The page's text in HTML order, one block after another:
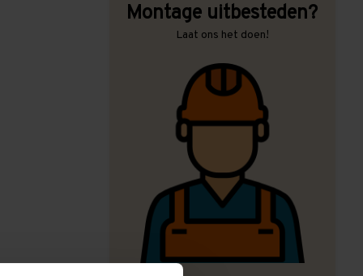
Montage uitbesteden?
Laat ons het doen!